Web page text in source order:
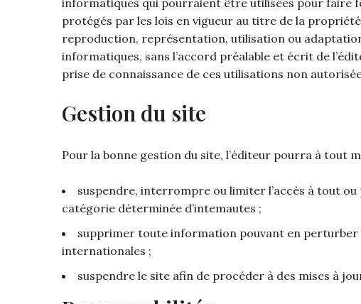
protégés par les lois en vigueur au titre de la
reproduction, représentation, utilisation ou
informatiques, sans l’accord préalable et écrit de
prise de connaissance de ces utilisations non
Gestion du site
Pour la bonne gestion du site, l’éditeur pourra à tout
suspendre, interrompre ou limiter l’accès à tout
catégorie déterminée d’intemautes ;
supprimer toute information pouvant en
internationales ;
suspendre le site afin de procéder à des mises à